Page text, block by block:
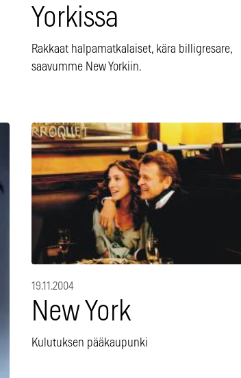
Yorkissa
Rakkaat halpamatkalaiset, kära billigresare,
saavumme New Yorkiin.
19.11.2004
New York
Kulutuksen pääkaupunki